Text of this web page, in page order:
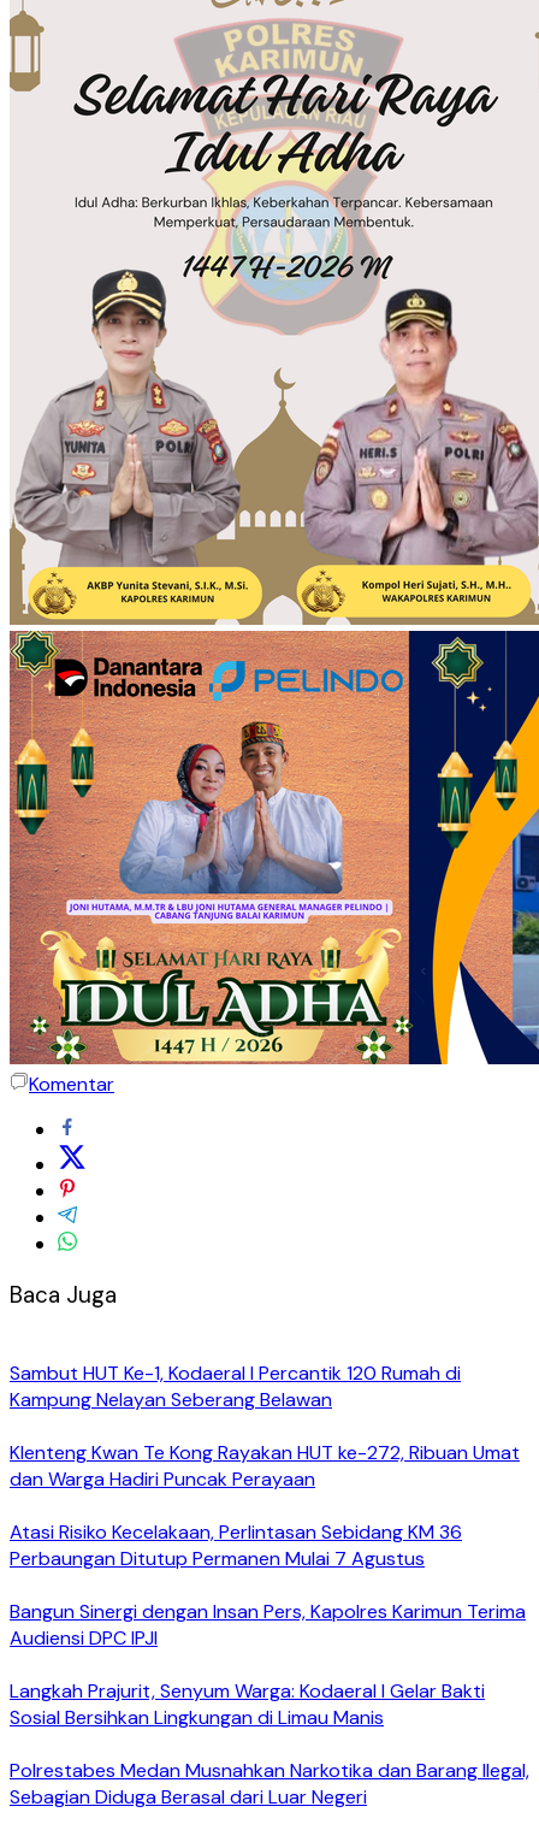
Komentar
Baca Juga
Sambut HUT Ke-1, Kodaeral I Percantik 120 Rumah di
Kampung Nelayan Seberang Belawan
Klenteng Kwan Te Kong Rayakan HUT ke-272, Ribuan Umat
dan Warga Hadiri Puncak Perayaan
Atasi Risiko Kecelakaan, Perlintasan Sebidang KM 36
Perbaungan Ditutup Permanen Mulai 7 Agustus
Bangun Sinergi dengan Insan Pers, Kapolres Karimun Terima
Audiensi DPC IPJI
Langkah Prajurit, Senyum Warga: Kodaeral I Gelar Bakti
Sosial Bersihkan Lingkungan di Limau Manis
Polrestabes Medan Musnahkan Narkotika dan Barang Ilegal,
Sebagian Diduga Berasal dari Luar Negeri